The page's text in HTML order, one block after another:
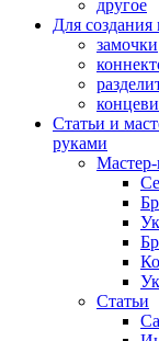
другое
Для
замочки
Статьи и
руками
Статьи